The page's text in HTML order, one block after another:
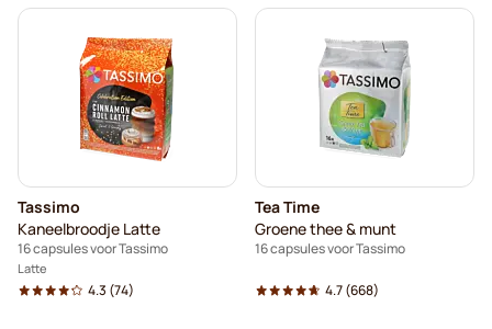
Tassimo
Kaneelbroodje Latte
16 capsules voor Tassimo
Latte
4.3 (74)
Tea Time
Groene thee & munt
16 capsules voor Tassimo
4.7(668)